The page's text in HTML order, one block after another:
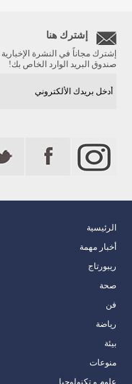
إشترك هنا
إشترك مجاناً في النشرة
صندوق البريد الوارد الخاص بك!
الرئيسية
أخبار مهمة
ريبورتاج
صحة
فن
رياضة
بيئة
منوعات